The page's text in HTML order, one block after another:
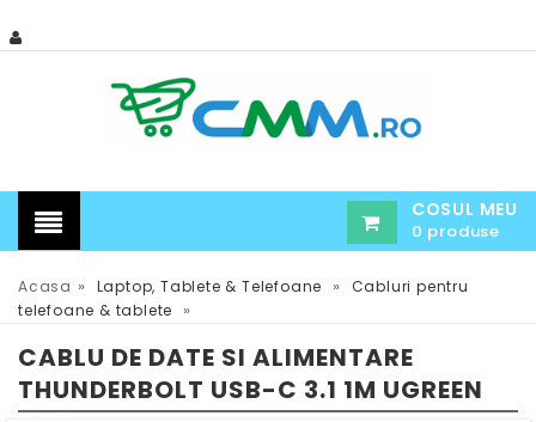
COSUL MEU
0 produse
Acasa » Laptop, Tablete & Telefoane »
Cabluri pentru
telefoane & tablete
»
CABLU DE DATE SI ALIMENTARE
THUNDERBOLT USB-C 3.1 1M UGREEN